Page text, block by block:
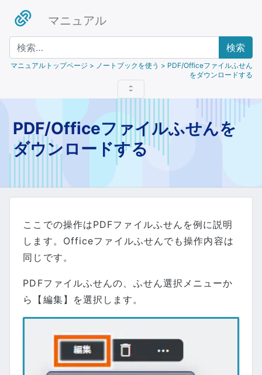
マニュアル
検索
マニュアルトップページ > ノートブックを使う > PDF/Officeファイルふせん
をダウンロードする
PDF/Officeファイルふせんを
ダウンロードする
ここでの操作はPDFファイルふせんを例に説明
します。Officeファイルふせんでも操作内容は
同じです。
PDFファイルふせんの、ふせん選択メニューか
ら【編集】を選択します。